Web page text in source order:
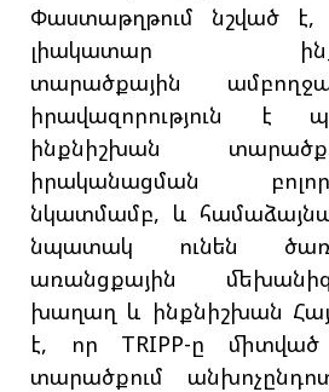
Փաստաթղթում նշված
լիակատար
տարածքային
իրավազորություն է
ինքնիշխան
իրականացման
նկատմամբ, և
նպատակ ունեն
առանցքային
խաղաղ և ինքնիշխան
է, որ TRIPP-ը
տարածքում